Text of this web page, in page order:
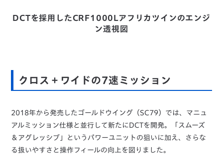
DCTを採用したCRF1000Lアフリカツインのエンジ
ン透視図
クロス＋ワイドの7速ミッション
2018年から発売したゴールドウイング（SC79）では、マニュ
アルミッション仕様と並行して新たにDCTを開発。「スムーズ
＆アグレッシブ」というパワーユニットの狙いに加え、さらな
る扱いやすさと操作フィールの向上を図りました。